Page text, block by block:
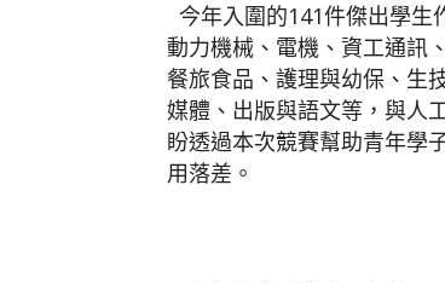
今年入圍的141件傑出學生
動力機械、電機、資工通訊
餐旅食品、護理與幼保、生
媒體、出版與語文等，與人
盼透過本次競賽幫助青年學
用落差。